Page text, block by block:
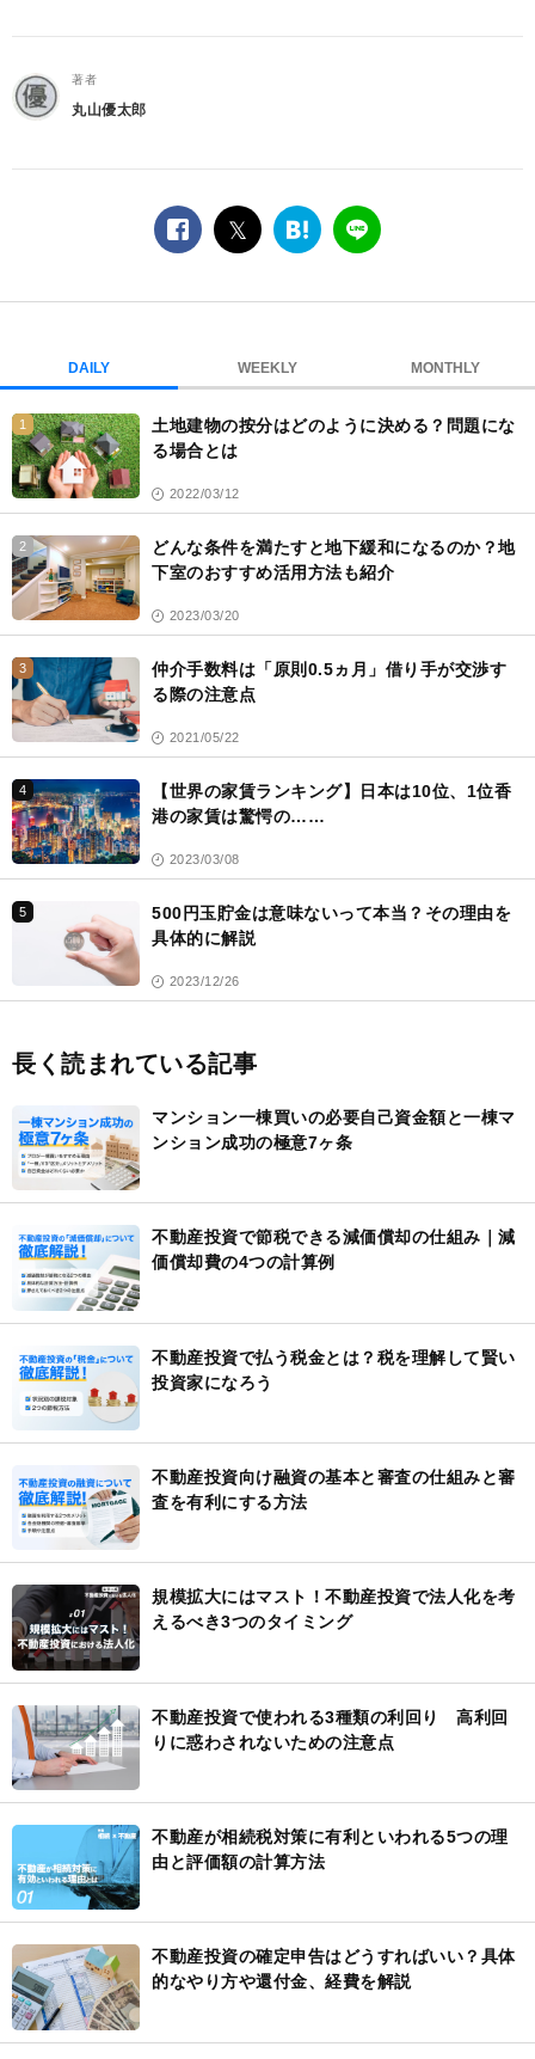
著者
丸山優太郎
facebook
twitterは
ブ
ク
マ
ク
LINE
DAILY WEEKLY MONTHLY
1
土地建物の按分はどのように決める？問題にな
る場合とは
2022/03/12
2
どんな条件を満たすと地下緩和になるのか？地
下室のおすすめ活用方法も紹介
2023/03/20
3
仲介手数料は「原則0.5ヵ月」借り手が交渉す
る際の注意点
2021/05/22
4
【世界の家賃ランキング】日本は10位、1位香
港の家賃は驚愕の……
2023/03/08
5
500円玉貯金は意味ないって本当？その理由を
具体的に解説
2023/12/26
長く読まれている記事
マンション一棟買いの必要自己資金額と一棟マ
ンション成功の極意7ヶ条
不動産投資で節税できる減価償却の仕組み｜減
価償却費の4つの計算例
不動産投資で払う税金とは？税を理解して賢い
投資家になろう
不動産投資向け融資の基本と審査の仕組みと審
査を有利にする方法
規模拡大にはマスト！不動産投資で法人化を考
えるべき3つのタイミング
不動産投資で使われる3種類の利回り 高利回
りに惑わされないための注意点
不動産が相続税対策に有利といわれる5つの理
由と評価額の計算方法
不動産投資の確定申告はどうすればいい？具体
的なやり方や還付金、経費を解説